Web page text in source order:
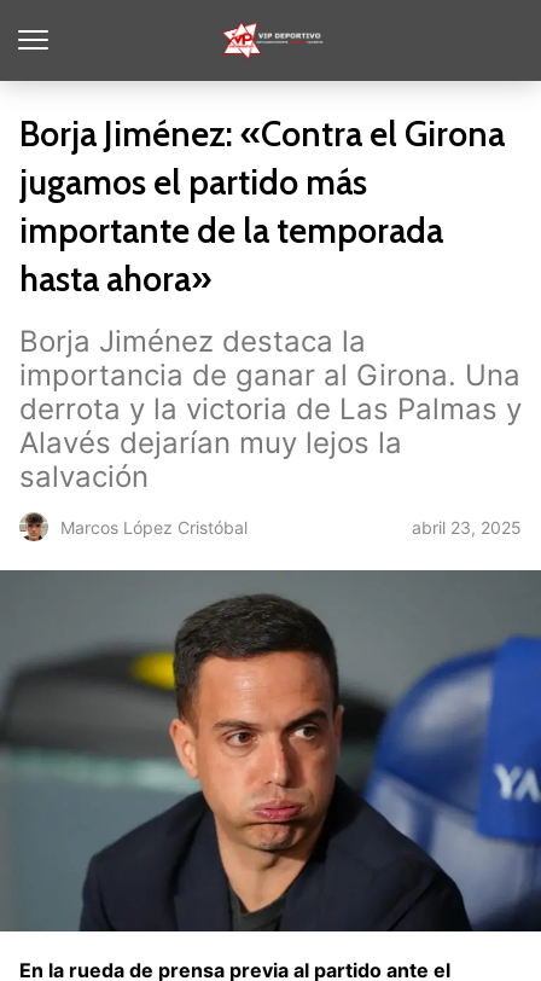
Borja Jiménez: «Contra el Girona
jugamos el partido más
importante de la temporada
hasta ahora»
Borja Jiménez destaca la
importancia de ganar al Girona. Una
derrota y la victoria de Las Palmas y
Alavés dejarían muy lejos la
salvación
Marcos López Cristóbal abril 23, 2025
En la rueda de prensa previa al partido ante el